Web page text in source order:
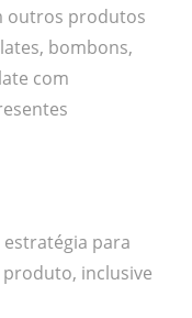
outros produtos
bombons,
com
para
inclusive